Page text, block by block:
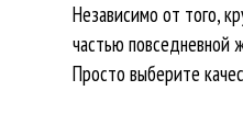
Независимо от того,
частью повседневной
Просто выберите